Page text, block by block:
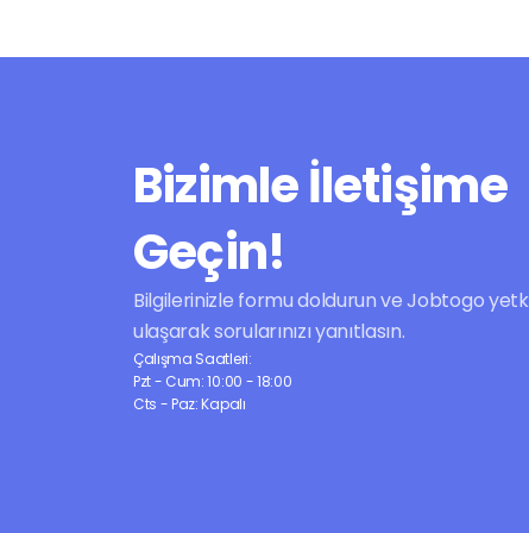
Bizimle İletişime
Geçin!
Bilgilerinizle formu doldurun ve Jobtogo
ulaşarak sorularınızı yanıtlasın.
Çalışma Saatleri:
Pzt - Cum: 10:00 - 18:00
Cts - Paz: Kapalı